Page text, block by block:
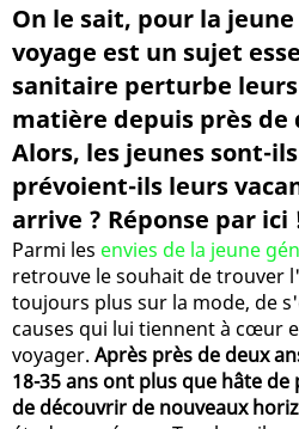
On le sait, pour la
voyage est un sujet
sanitaire perturbe
matière depuis près de
Alors, les jeunes sont-
prévoient-ils leurs
arrive ? Réponse par ici
Parmi les envies de la jeune
retrouve le souhait de trouver
toujours plus sur la mode, de
causes qui lui tiennent à cœur
voyager. Après près de deux
18-35 ans ont plus que hâte
de découvrir de nouveaux